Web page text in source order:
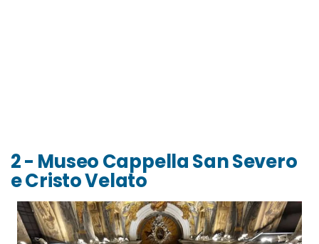
2 - Museo Cappella San Severo
e Cristo Velato